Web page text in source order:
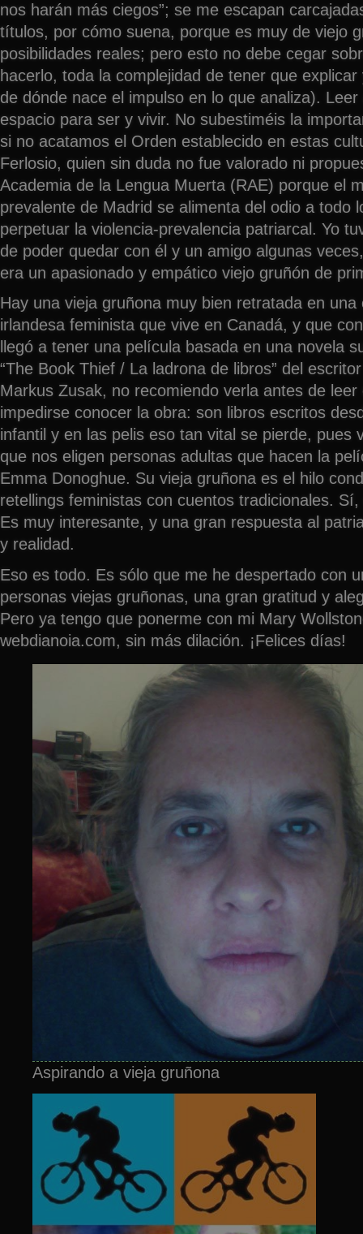
nos harán más ciegos”; se me escapan
títulos, por cómo suena, porque es muy de viejo
posibilidades reales; pero esto no debe cegar
hacerlo, toda la complejidad de tener que
de dónde nace el impulso en lo que analiza).
espacio para ser y vivir. No subestiméis la
si no acatamos el Orden establecido en estas
Ferlosio, quien sin duda no fue valorado ni
Academia de la Lengua Muerta (RAE) porque el
prevalente de Madrid se alimenta del odio a todo
perpetuar la violencia-prevalencia patriarcal. Yo
de poder quedar con él y un amigo algunas
era un apasionado y empático viejo gruñón de
Hay una vieja gruñona muy bien retratada en
irlandesa feminista que vive en Canadá, y que
llegó a tener una película basada en una novela
“The Book Thief / La ladrona de libros” del
Markus Zusak, no recomiendo verla antes de
impedirse conocer la obra: son libros escritos
infantil y en las pelis eso tan vital se pierde, pues
que nos eligen personas adultas que hacen la
Emma Donoghue. Su vieja gruñona es el hilo
retellings feministas con cuentos tradicionales.
Es muy interesante, y una gran respuesta al
y realidad.
Eso es todo. Es sólo que me he despertado con
personas viejas gruñonas, una gran gratitud y
Pero ya tengo que ponerme con mi Mary
webdianoia.com, sin más dilación. ¡Felices días!
Aspirando a vieja gruñona